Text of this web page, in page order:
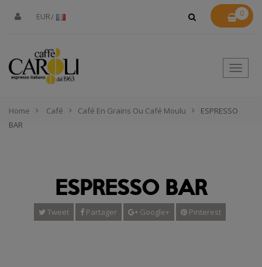
EUR 0
Toggle
Home Café Café En Grains Ou Café Moulu
ESPRESSO
BAR
ESPRESSO BAR
Tweet Partager Google+ Pinterest